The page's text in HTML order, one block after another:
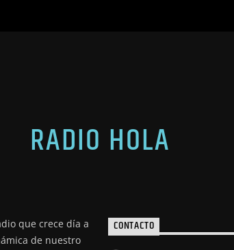
RADIO HOLA
que crece día a
de nuestro
CONTACTO